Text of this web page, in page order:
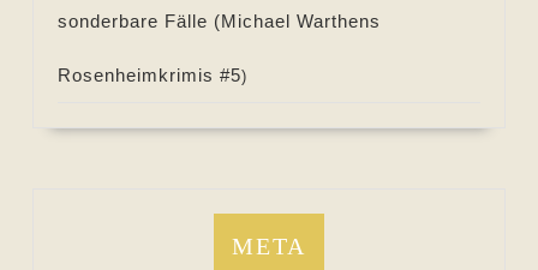
sonderbare Fälle (Michael Warthens
Rosenheimkrimis #5)
META